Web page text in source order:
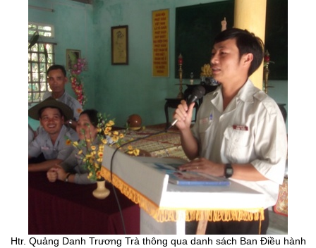
Htr. Quảng Danh Trương Trà thông qua danh sách Ban Điều hành